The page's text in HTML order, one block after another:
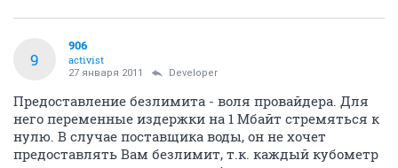
9
906
activist
27 января 2011 Developer
Предоставление безлимита - воля провайдера. Для
него переменные издержки на 1 Мбайт стремяться к
нулю. В случае поставщика воды, он не хочет
предоставлять Вам безлимит, т.к. каждый кубометр